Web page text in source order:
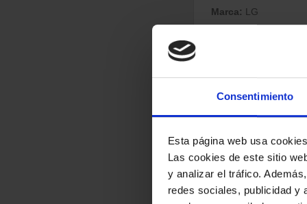
Consentimiento
Esta página web usa cookies
Las cookies de este sitio
y analizar el tráfico.
redes sociales, publicidad y
Marca: LG
Tipo:Aire
Color:Blanco
Refrigerante:R32
Wi-Fi:LG ThinQ
Potencia y